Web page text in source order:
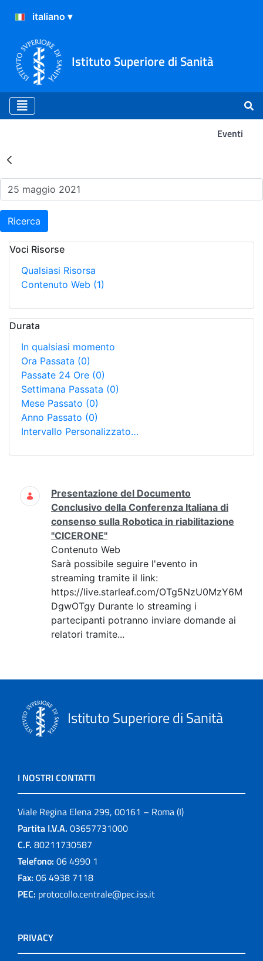
Istituto Superiore di Sanità
Eventi
Risultati della Ricerca -
Ricerca
Voci Risorse
Qualsiasi Risorsa
Contenuto Web (1)
Durata
In qualsiasi momento
Ora Passata (0)
Passate 24 Ore (0)
Settimana Passata (0)
Mese Passato (0)
Anno Passato (0)
Intervallo Personalizzato…
Ricerca
Presentazione del Documento
Conclusivo della Conferenza Italiana di
consenso sulla Robotica in riabilitazione
"CICERONE"
Contenuto Web
Sarà possibile seguire l'evento in
streaming tramite il link:
https://live.starleaf.com/OTg5NzU0MzY6M
DgwOTgy Durante lo streaming i
partecipanti potranno inviare domande ai
relatori tramite...
Istituto Superiore di Sanità
I NOSTRI CONTATTI
Viale Regina Elena 299, 00161 – Roma (I)
Partita I.V.A. 03657731000
C.F. 80211730587
Telefono: 06 4990 1
Fax: 06 4938 7118
PEC: protocollo.centrale@pec.iss.it
PRIVACY